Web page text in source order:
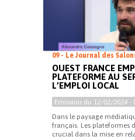
09 - Le Journal des
OUEST FRANCE
PLATEFORME AU
L’EMPLOI LOCAL
Emission du 12/02/2024 -
Dans le paysage
français. Les plateformes
crucial dans la mise en